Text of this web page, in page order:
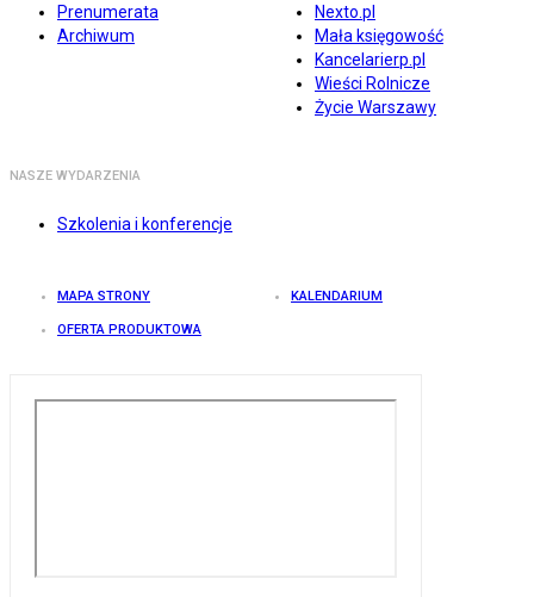
Prenumerata
Archiwum
Nexto.pl
Mała księgowość
Kancelarierp.pl
Wieści Rolnicze
Życie Warszawy
NASZE WYDARZENIA
Szkolenia i konferencje
MAPA STRONY KALENDARIUM
OFERTA PRODUKTOWA